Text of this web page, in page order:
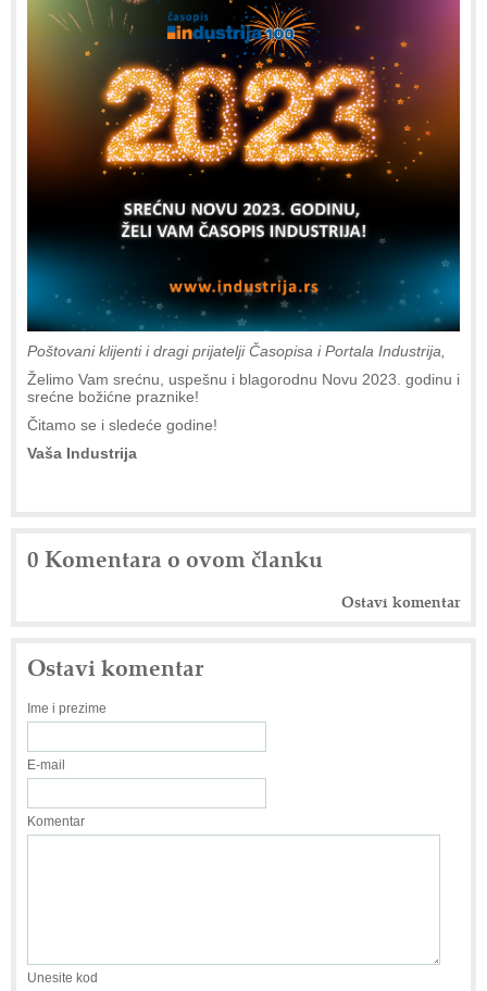
Poštovani klijenti i dragi prijatelji Časopisa i Portala Industrija,
Želimo Vam srećnu, uspešnu i blagorodnu Novu 2023. godinu i
srećne božićne praznike!
Čitamo se i sledeće godine!
Vaša Industrija
0 Komentara o ovom članku
Ostavi komentar
Ostavi komentar
Ime i prezime
E-mail
Komentar
Unesite kod